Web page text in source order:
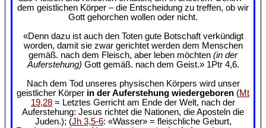
dem geistlichen Körper – die Entscheidung zu treffen, ob wir
Gott gehorchen wollen oder nicht.
«Denn dazu ist auch den Toten gute Botschaft verkündigt
worden, damit sie zwar gerichtet werden dem Menschen
gemäß. nach dem Fleisch, aber leben möchten (in der
Auferstehung) Gott gemäß. nach dem Geist.» 1Ptr 4,6.
Nach dem Tod unseres physischen Körpers wird unser
geistlicher Körper in der Auferstehung wiedergeboren (Mt
19,28 = Letztes Gerricht am Ende der Welt, nach der
Auferstehung: Jesus richtet die Nationen, die Aposteln die
Juden.); (Jh 3,5-6: «Wasser» = fleischliche Geburt,